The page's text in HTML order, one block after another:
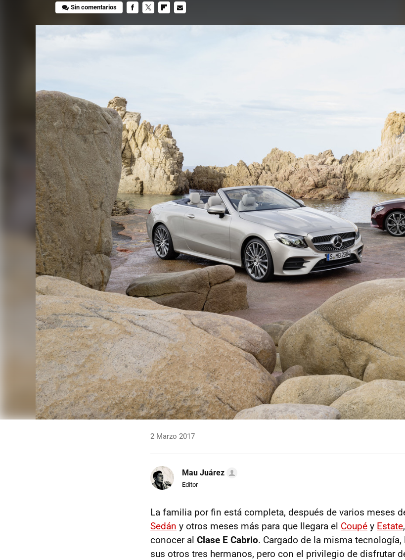
Sin comentarios
2 Marzo 2017
Mau Juárez
Editor
La familia por fin está completa, después de varios meses
Sedán y otros meses más para que llegara el Coupé y Estate
conocer al Clase E Cabrio. Cargado de la misma
sus otros tres hermanos, pero con el privilegio de disfrutar